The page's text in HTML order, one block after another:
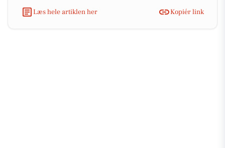
Læs hele artiklen her
Kopiér link